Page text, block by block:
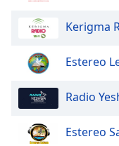
Family
Reset
Kerigma
Estereo
Radio
Estereo